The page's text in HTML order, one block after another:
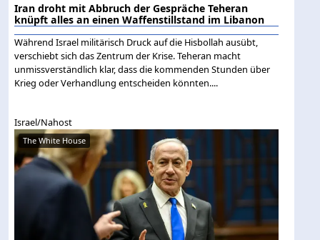
Iran droht mit Abbruch der Gespräche Teheran
knüpft alles an einen Waffenstillstand im Libanon
Während Israel militärisch Druck auf die Hisbollah ausübt,
verschiebt sich das Zentrum der Krise. Teheran macht
unmissverständlich klar, dass die kommenden Stunden über
Krieg oder Verhandlung entscheiden könnten....
Israel/Nahost
The White House